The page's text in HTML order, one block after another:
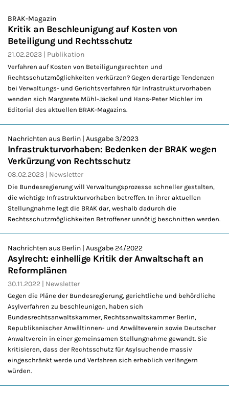
BRAK-Magazin
Kritik an Beschleunigung auf Kosten von
Beteiligung und Rechtsschutz
21.02.2023 Publikation
Verfahren auf Kosten von Beteiligungsrechten und
Rechtsschutzmöglichkeiten verkürzen? Gegen derartige Tendenzen
bei Verwaltungs- und Gerichtsverfahren für Infrastrukturvorhaben
wenden sich Margarete Mühl-Jäckel und Hans-Peter Michler im
Editorial des aktuellen BRAK-Magazins.
Nachrichten aus Berlin | Ausgabe 3/2023
Infrastrukturvorhaben: Bedenken der BRAK wegen
Verkürzung von Rechtsschutz
08.02.2023 Newsletter
Die Bundesregierung will Verwaltungsprozesse schneller gestalten,
die wichtige Infrastrukturvorhaben betreffen. In ihrer aktuellen
Stellungnahme legt die BRAK dar, weshalb dadurch die
Rechtsschutzmöglichkeiten Betroffener unnötig beschnitten werden.
Nachrichten aus Berlin | Ausgabe 24/2022
Asylrecht: einhellige Kritik der Anwaltschaft an
Reformplänen
30.11.2022 Newsletter
Gegen die Pläne der Bundesregierung, gerichtliche und behördliche
Asylverfahren zu beschleunigen, haben sich
Bundesrechtsanwaltskammer, Rechtsanwaltskammer Berlin,
Republikanischer Anwältinnen- und Anwälteverein sowie Deutscher
Anwaltverein in einer gemeinsamen Stellungnahme gewandt. Sie
kritisieren, dass der Rechtsschutz für Asylsuchende massiv
eingeschränkt werde und Verfahren sich erheblich verlängern
würden.